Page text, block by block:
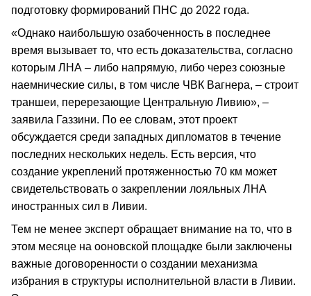
подготовку формирований ПНС до 2022 года.
«Однако наибольшую озабоченность в последнее
время вызывает то, что есть доказательства, согласно
которым ЛНА – либо напрямую, либо через союзные
наемнические силы, в том числе ЧВК Вагнера, – строит
траншеи, перерезающие Центральную Ливию», –
заявила Газзини. По ее словам, этот проект
обсуждается среди западных дипломатов в течение
последних нескольких недель. Есть версия, что
создание укреплений протяженностью 70 км может
свидетельствовать о закреплении лояльных ЛНА
иностранных сил в Ливии.
Тем не менее эксперт обращает внимание на то, что в
этом месяце на ооновской площадке были заключены
важные договоренности о создании механизма
избрания в структуры исполнительной власти в Ливии.